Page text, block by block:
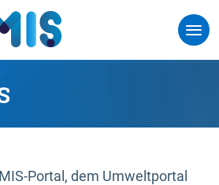
Portal, dem Umweltportal